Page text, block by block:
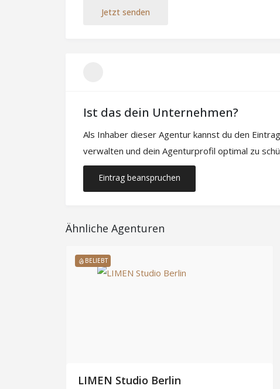
Jetzt senden
Ist das dein Unternehmen?
Als Inhaber dieser Agentur kannst du den
verwalten und dein Agenturprofil optimal zu
Eintrag beanspruchen
Ähnliche Agenturen
BELIEBT
LIMEN Studio Berlin